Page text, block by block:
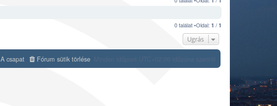
0 találat •Oldal: 1 / 1
Ugrás
Minden időpont UTC+02:00 időzóna szerinti
Fórum sütik törlése
A csapat